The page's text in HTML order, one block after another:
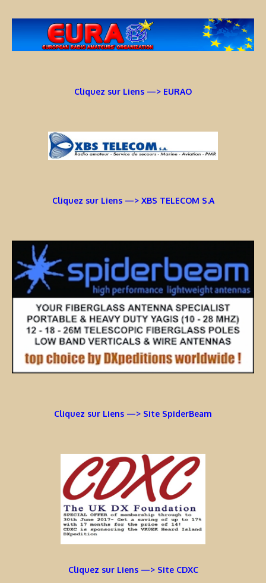
Cliquez sur Liens —> EURAO
Cliquez sur Liens —> XBS TELECOM S.A
Cliquez sur Liens —> Site SpiderBeam
Cliquez sur Liens —> Site CDXC